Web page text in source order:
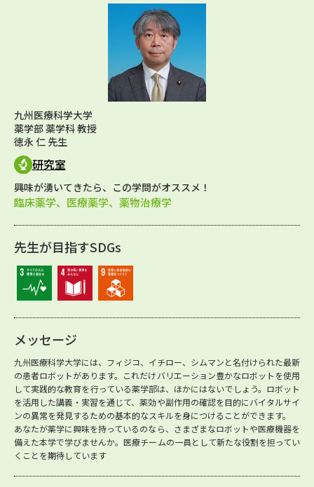
九州医療科学大学
薬学部 薬学科 教授
徳永 仁 先生
研究室
興味が湧いてきたら、この学問がオススメ！
臨床薬学、医療薬学、薬物治療学
先生が目指すSDGs
メッセージ
九州医療科学大学には、フィジコ、イチロー、シムマンと名付けられた最新
の患者ロボットがあります。これだけバリエーション豊かなロボットを使用
して実践的な教育を行っている薬学部は、ほかにはないでしょう。ロボット
を活用した講義・実習を通じて、薬効や副作用の確認を目的にバイタルサイ
ンの異常を発見するための基本的なスキルを身につけることができます。
あなたが薬学に興味を持っているのなら、さまざまなロボットや医療機器を
備えた本学で学びませんか。医療チームの一員として新たな役割を担ってい
くことを期待しています